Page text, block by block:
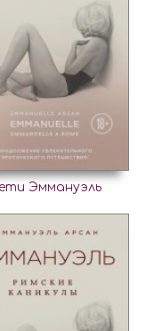
Эммануэль